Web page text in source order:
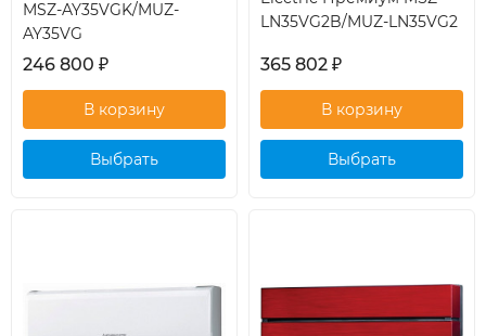
MSZ-AY35VGK/MUZ-
AY35VG
246 800 ₽
Выбрать
LN35VG2B/MUZ-LN35VG2
365 802 ₽
Выбрать